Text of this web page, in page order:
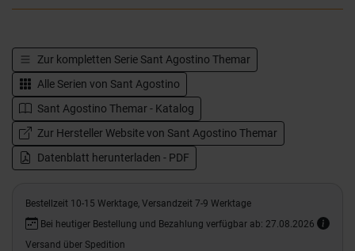
Zur kompletten Serie Sant Agostino Themar
Alle Serien von Sant Agostino
Sant Agostino Themar - Katalog
Zur Hersteller Website von Sant Agostino Themar
Datenblatt herunterladen - PDF
Bestellzeit 10-15 Werktage, Versandzeit 7-9 Werktage
Bei heutiger Bestellung und Bezahlung verfügbar ab: 27.08.2026
Versand über Spedition